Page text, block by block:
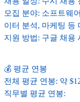
모집 분야: 소프트웨
이터 분석, 마케팅 등
지원 방법: 구글 채용
💰 평균 연봉
전체 평균 연봉: 약
직무별 평균 연봉: